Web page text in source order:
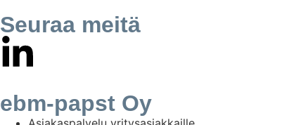
Seuraa meitä
ebm-papst Oy